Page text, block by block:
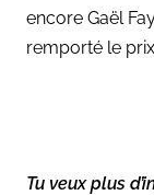
encore Gaël
remporté le
Tu veux plus